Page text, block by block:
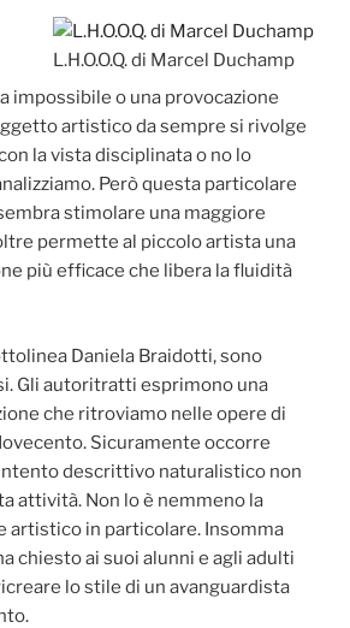
L.H.O.O.Q. di Marcel Duchamp
impossibile o una provocazione
artistico da sempre si rivolge
la vista disciplinata o no lo
Però questa particolare
stimolare una maggiore
permette al piccolo artista una
più efficace che libera la fluidità
Daniela Braidotti, sono
Gli autoritratti esprimono una
che ritroviamo nelle opere di
Sicuramente occorre
descrittivo naturalistico non
attività. Non lo è nemmeno la
artistico in particolare. Insomma
chiesto ai suoi alunni e agli adulti
lo stile di un avanguardista